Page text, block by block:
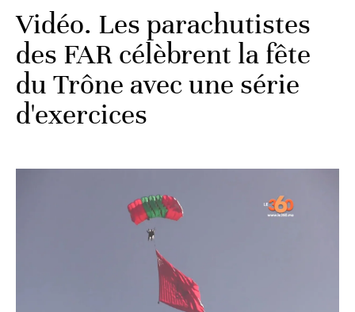
Vidéo. Les parachutistes
des FAR célèbrent la fête
du Trône avec une série
d'exercices